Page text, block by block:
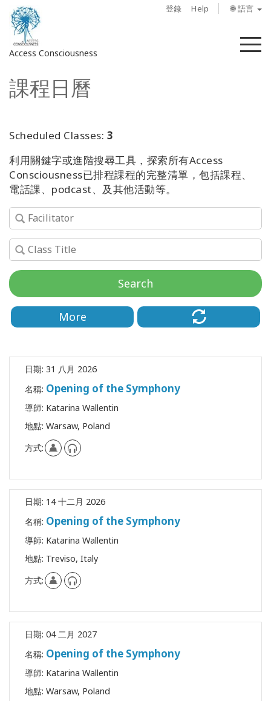
登錄 Help 🌐 語言
Access Consciousness
菜
登
錄
的
戶
關
Access
Bars
程
導
師
Shop
聯
課程日曆
Scheduled Classes: 3
利用關鍵字或進階搜尋工具，探索所有Access
Consciousness已排程課程的完整清單，包括課程、
電話課、podcast、及其他活動等。
Search
More
日期: 31 八月 2026
名稱: Opening of the Symphony
導師: Katarina Wallentin
地點: Warsaw, Poland
方式:
日期: 14 十二月 2026
名稱: Opening of the Symphony
導師: Katarina Wallentin
地點: Treviso, Italy
方式:
日期: 04 二月 2027
名稱: Opening of the Symphony
導師: Katarina Wallentin
地點: Warsaw, Poland